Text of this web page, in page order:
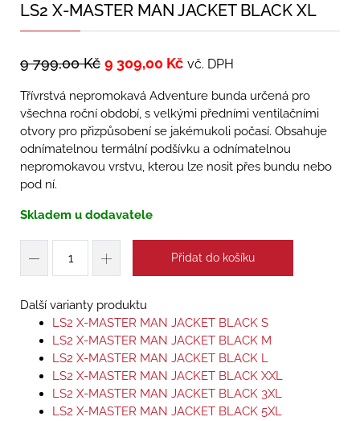
LS2 X-MASTER MAN JACKET BLACK XL
9 799,00Kč 9 309,00 Kč vč. DPH
Třívrstvá nepromokavá Adventure bunda určená pro
všechna roční období, s velkými předními ventilačními
otvory pro přizpůsobení se jakémukoli počasí. Obsahuje
odnímatelnou termální podšívku a odnímatelnou
nepromokavou vrstvu, kterou lze nosit přes bundu nebo
pod ní.
Skladem u dodavatele
Přidat do košíku
Další varianty produktu
LS2 X-MASTER MAN JACKET BLACK S
LS2 X-MASTER MAN JACKET BLACK M
LS2 X-MASTER MAN JACKET BLACK L
LS2 X-MASTER MAN JACKET BLACK XXL
LS2 X-MASTER MAN JACKET BLACK 3XL
LS2 X-MASTER MAN JACKET BLACK 5XL